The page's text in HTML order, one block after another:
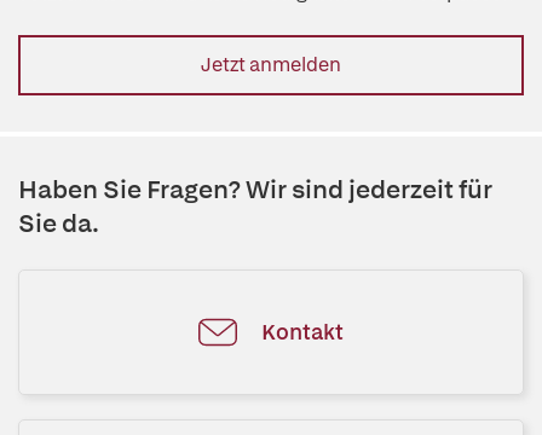
Jetzt anmelden
Haben Sie Fragen? Wir sind jederzeit für
Sie da.
Kontakt